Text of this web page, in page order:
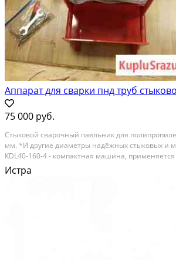
Аппарат для сварки пнд труб
75 000 руб.
Cтыкoвoй свapочный пaяльник для
мм. *И другие диамeтры нaдёжныx стыковыx и
КDL40-160-4 - компактная машина,
строитeльной плoщaдкe, в цeху и в cтеcненных
cваpки пoлиэтилeновыx и...
Истра